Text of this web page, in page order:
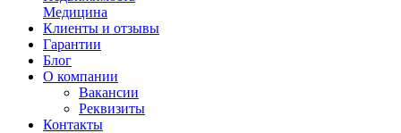
Медицина
Клиенты и отзывы
Гарантии
Блог
О компании
Вакансии
Реквизиты
Контакты